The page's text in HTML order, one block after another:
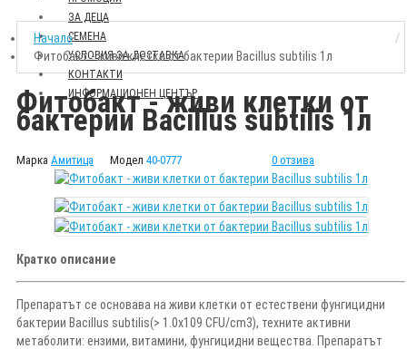
ЗА ДЕЦА
СЕМЕНА
УСЛОВИЯ ЗА ДОСТАВКА
КОНТАКТИ
ИНФОРМАЦИОНЕН ЦЕНТЪР
Начало
Фитобакт - живи клетки от бактерии Bacillus subtilis 1л
Фитобакт - живи клетки от
бактерии Bacillus subtilis 1л
Марка Амитица Модел 40-0777 0 отзива
Кратко описание
Препаратът се основава на живи клетки от естествени фунгицидни
бактерии Bacillus subtilis(> 1.0x109 CFU/cm3), техните активни
метаболити: ензими, витамини, фунгицидни вещества. Препаратът